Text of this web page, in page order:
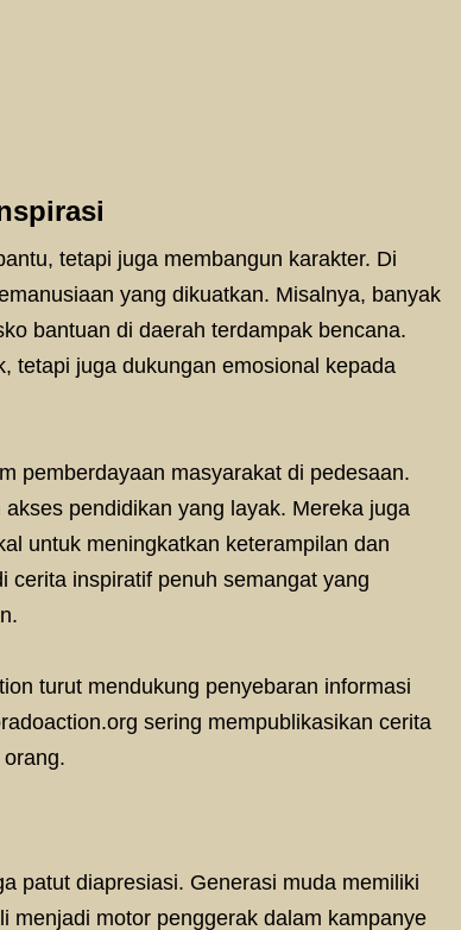
tetapi juga membangun karakter. Di
yang dikuatkan. Misalnya, banyak
bantuan di daerah terdampak bencana.
tetapi juga dukungan emosional kepada
pemberdayaan masyarakat di pedesaan.
pendidikan yang layak. Mereka juga
untuk meningkatkan keterampilan dan
cerita inspiratif penuh semangat yang
turut mendukung penyebaran informasi
sering mempublikasikan cerita
patut diapresiasi. Generasi muda memiliki
menjadi motor penggerak dalam kampanye